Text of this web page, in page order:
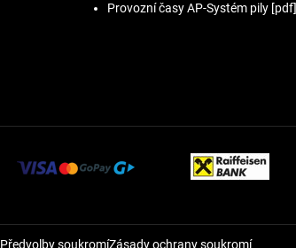
Provozní časy AP-Systém pily [pdf]
Předvolby soukromíZásady ochrany soukromí